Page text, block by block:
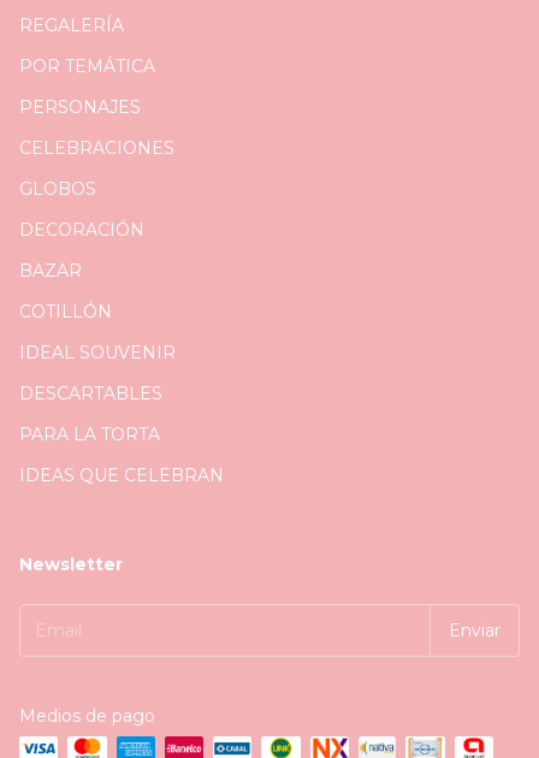
REGALERÍA
POR TEMÁTICA
PERSONAJES
CELEBRACIONES
GLOBOS
DECORACIÓN
BAZAR
COTILLÓN
IDEAL SOUVENIR
DESCARTABLES
PARA LA TORTA
IDEAS QUE CELEBRAN
Newsletter
Medios de pago